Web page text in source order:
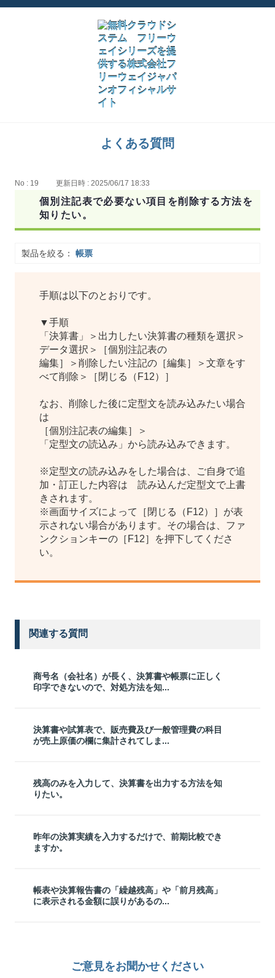
よくある質問
No : 19 更新日時 : 2025/06/17 18:33
個別注記表で必要ない項目を削除する方法を
知りたい。
製品を絞る： 帳票
手順は以下のとおりです。
▼手順
「決算書」＞出力したい決算書の種類を選択＞
データ選択＞［個別注記表の
編集］＞削除したい注記の［編集］＞文章をす
べて削除＞［閉じる（F12）］
なお、削除した後に定型文を読み込みたい場合
は
［個別注記表の編集］＞
「定型文の読込み」から読み込みできます。
※定型文の読み込みをした場合は、ご自身で追
加・訂正した内容は 読み込んだ定型文で上書
きされます。
※画面サイズによって［閉じる（F12）］が表
示されない場合があります。その場合は、ファ
ンクションキーの［F12］を押下してくださ
い。
関連する質問
商号名（会社名）が長く、決算書や帳票に正しく
印字できないので、対処方法を知...
決算書や試算表で、販売費及び一般管理費の科目
が売上原価の欄に集計されてしま...
残高のみを入力して、決算書を出力する方法を知
りたい。
昨年の決算実績を入力するだけで、前期比較でき
ますか。
帳表や決算報告書の「繰越残高」や「前月残高」
に表示される金額に誤りがあるの...
ご意見をお聞かせください